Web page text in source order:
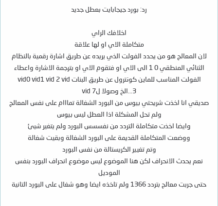
رد: بورد جيجابايت بعطل جديد
اخلافك الراي
متكاملة الاي او لها علاقة
لان المعالج هو من يحدد الفولت الذي يريده عن طريق اشارة رقمية بالنظام
الثنائي المنطقي 0 1 الى الاي او فتقوم الاي او بترجمة الاشارة واعطاء
الفولت المناسب للماين كونترول عن طريق البنات vid0 vid1 vid 2 vid
3...الخ وصولا لvid 7
صديقي انا اخذت شريحتي بيوس من البورد الشغالة تمااام على نفس المعالج
ولم تحل المشكلة اذا العطل ليس بيوس
وايضا اخذت متكاملة التردد من نفسسس البورد ولم يتغير شيئ
ووضعت المتكاملة القديمة على البورد الشغالة وبقيت شغالة
وتم تغيير الكريستالة من نفس البورد
نعم يحدث الانحراف لكن هنا الموضوع ليس موضوع انحراف البورد بنفس
الموديل
حتى جربت معالج بتردد 1366 ولم تاخذه ايضا وهو شغال على البورد التانية